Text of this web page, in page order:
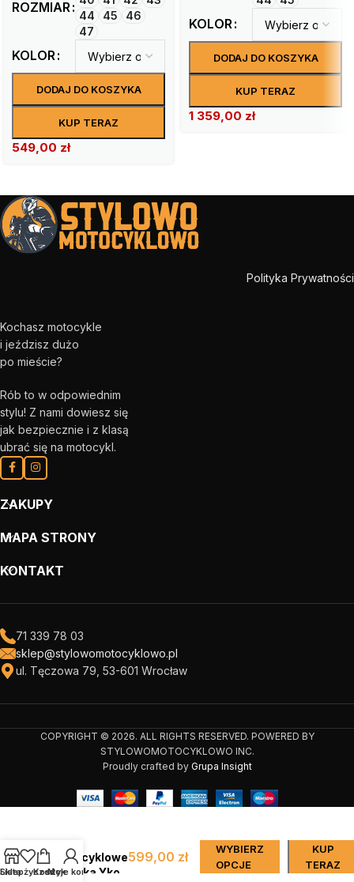
ROZMIAR
44
45
46
47
KOLOR
DODAJ DO KOSZYKA
KUP TERAZ
549,00 zł
KOLOR
DODAJ DO KOSZYKA
KUP TERAZ
1 359,00 zł
Polityka Prywatności
Kochasz motocykle
i jeździsz dużo
po mieście?
Rób to w odpowiednim
stylu! Z nami dowiesz się
jak bezpiecznie i z klasą
ubrać się na motocykl.
ZAKUPY
MAPA STRONY
KONTAKT
71 339 78 03
sklep@stylowomotocyklowo.pl
ul. Tęczowa 79, 53-601 Wrocław
COPYRIGHT © 2026. ALL RIGHTS RESERVED. POWERED BY
STYLOWOMOTOCYKLOWO INC.
Proudly crafted by Grupa Insight
Sklep
Lista życzeń
Koszyk
Moje konto
motocyklowe
Modeka Yko
599,00 zł
WYBIERZ
OPCJE
KUP
TERAZ